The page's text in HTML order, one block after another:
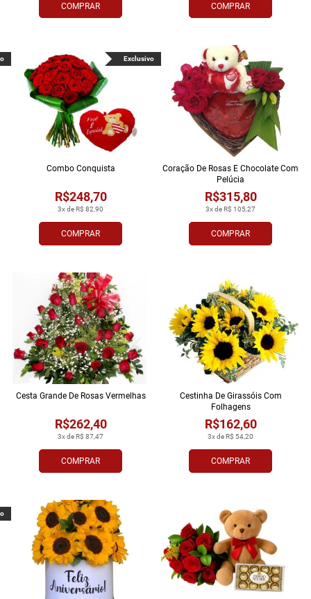
COMPRAR COMPRAR
COMPRAR
3x de R$ 82,90
R$248,70
Combo Conquista
Exclusivo
COMPRAR
3x de R$ 105,27
R$315,80
Coração De Rosas E Chocolate Com
Pelúcia
COMPRAR
3x de R$ 87,47
R$262,40
Cesta Grande De Rosas Vermelhas
COMPRAR
3x de R$ 54,20
R$162,60
Cestinha De Girassóis Com
Folhagens